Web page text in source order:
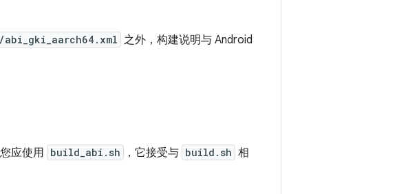
abi_gki_aarch64.xml 之外，构建说明与 Android
应使用 build_abi.sh ，它接受与 build.sh 相